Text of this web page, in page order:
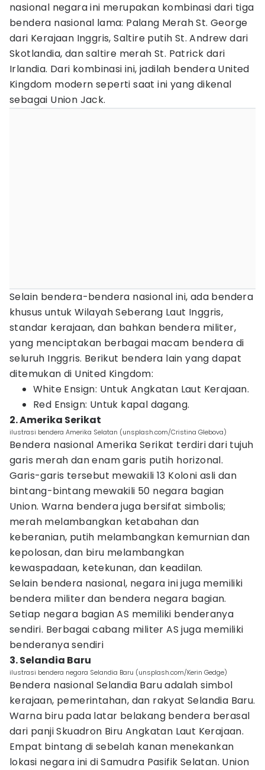
nasional negara ini merupakan kombinasi dari tiga
bendera nasional lama: Palang Merah St. George
dari Kerajaan Inggris, Saltire putih St. Andrew dari
Skotlandia, dan saltire merah St. Patrick dari
Irlandia. Dari kombinasi ini, jadilah bendera United
Kingdom modern seperti saat ini yang dikenal
sebagai Union Jack.
Selain bendera-bendera nasional ini, ada bendera
khusus untuk Wilayah Seberang Laut Inggris,
standar kerajaan, dan bahkan bendera militer,
yang menciptakan berbagai macam bendera di
seluruh Inggris. Berikut bendera lain yang dapat
ditemukan di United Kingdom:
White Ensign: Untuk Angkatan Laut Kerajaan.
Red Ensign: Untuk kapal dagang.
2. Amerika Serikat
ilustrasi bendera Amerika Selatan (unsplash.com/Cristina Glebova)
Bendera nasional Amerika Serikat terdiri dari tujuh
garis merah dan enam garis putih horizonal.
Garis-garis tersebut mewakili 13 Koloni asli dan
bintang-bintang mewakili 50 negara bagian
Union. Warna bendera juga bersifat simbolis;
merah melambangkan ketabahan dan
keberanian, putih melambangkan kemurnian dan
kepolosan, dan biru melambangkan
kewaspadaan, ketekunan, dan keadilan.
Selain bendera nasional, negara ini juga memiliki
bendera militer dan bendera negara bagian.
Setiap negara bagian AS memiliki benderanya
sendiri. Berbagai cabang militer AS juga memiliki
benderanya sendiri
3. Selandia Baru
ilustrasi bendera negara Selandia Baru (unsplash.com/Kerin Gedge)
Bendera nasional Selandia Baru adalah simbol
kerajaan, pemerintahan, dan rakyat Selandia Baru.
Warna biru pada latar belakang bendera berasal
dari panji Skuadron Biru Angkatan Laut Kerajaan.
Empat bintang di sebelah kanan menekankan
lokasi negara ini di Samudra Pasifik Selatan. Union